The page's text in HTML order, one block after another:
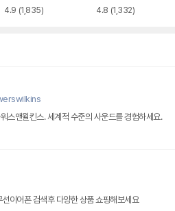
4.9 (1,835) 4.8 (1,332)
스앤윌킨스. 세계적 수준의 사운드를 경험하세요.
이어폰 검색후 다양한 상품 쇼핑해보세요